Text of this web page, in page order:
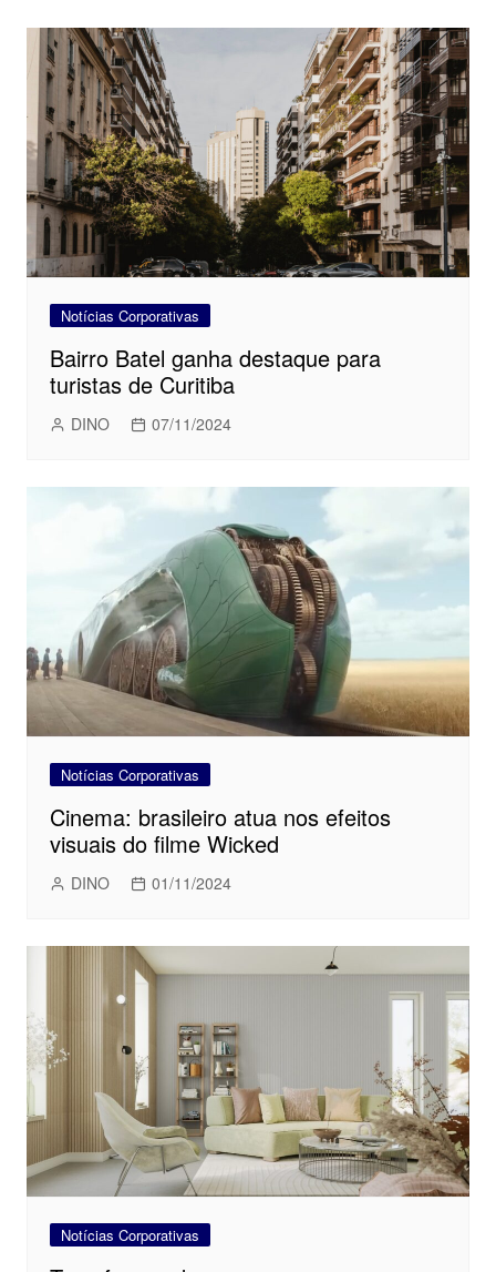
Notícias Corporativas
Bairro Batel ganha destaque para
turistas de Curitiba
DINO 07/11/2024
Notícias Corporativas
Cinema: brasileiro atua nos efeitos
visuais do filme Wicked
DINO 01/11/2024
Notícias Corporativas